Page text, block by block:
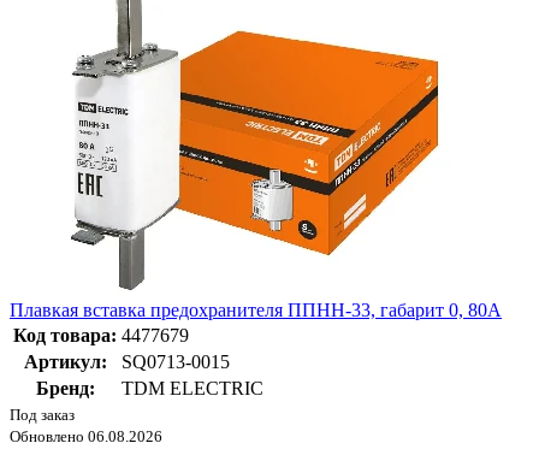
Плавкая вставка предохранителя ППНН-33, габарит 0, 80А
Код товара: 4477679
Артикул:
SQ0713-0015
Бренд:
TDM ELECTRIC
Под заказ
Обновлено 06.08.2026